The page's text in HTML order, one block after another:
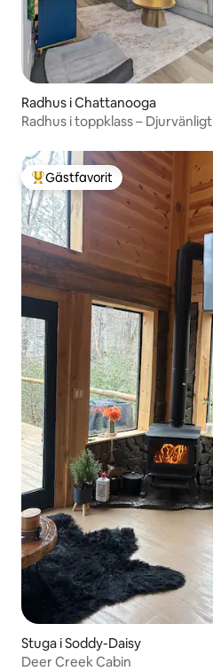
Radhus i Chattanooga
Radhus i toppklass – Djurvänligt
Populär gästfavorit
Gästfavorit
Stuga i Soddy-Daisy
Deer Creek Cabin